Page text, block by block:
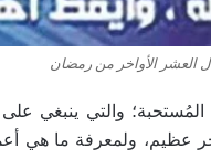
العشر الأواخر من رمضان
والتي ينبغي على
عظيم، ولمعرفة ما هي